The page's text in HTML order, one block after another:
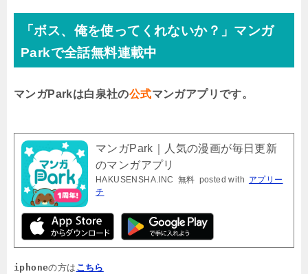
「ボス、俺を使ってくれないか？」マンガ
Parkで全話無料連載中
マンガParkは白泉社の公式マンガアプリです。
マンガPark｜人気の漫画が毎日更新
のマンガアプリ
HAKUSENSHA.INC 無料 posted with アプリー
チ
iphoneの方は こちら